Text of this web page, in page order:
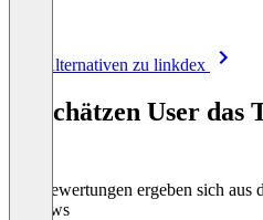
Alle Alternativen zu linkdex
So schätzen User das
Die Bewertungen ergeben sich
Reviews